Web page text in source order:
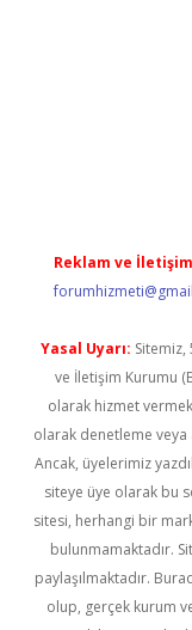
Reklam ve
Yasal Uyarı: Sitemiz,
ve İletişim Kurumu
olarak hizmet
olarak denetleme veya
Ancak, üyelerimiz
siteye üye olarak bu
sitesi, herhangi bir
bulunmamaktadır.
paylaşılmaktadır.
olup, gerçek kurum